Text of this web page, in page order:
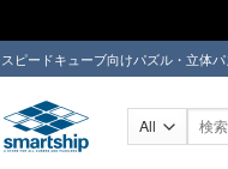
スピードキューブ向けパズル・立体